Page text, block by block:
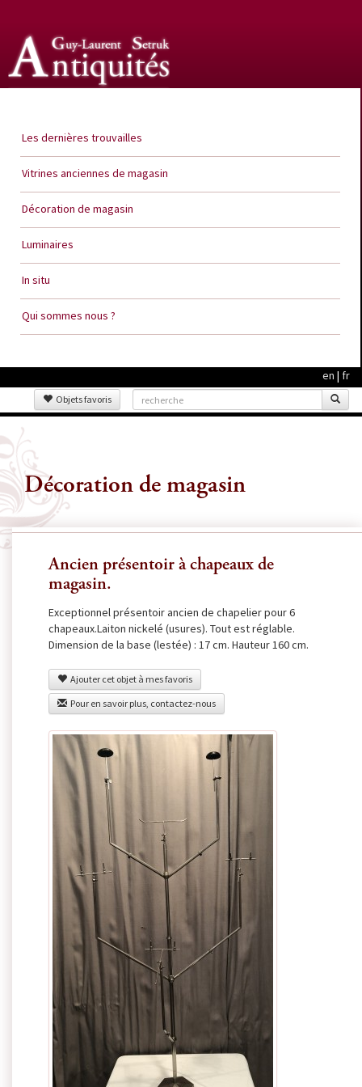
Les dernières trouvailles
Vitrines anciennes de magasin
Décoration de magasin
Luminaires
In situ
Qui sommes nous ?
en | fr
Objets favoris
Décoration de magasin
Ancien présentoir à chapeaux de
magasin.
Exceptionnel présentoir ancien de chapelier pour 6
chapeaux.Laiton nickelé (usures). Tout est réglable.
Dimension de la base (lestée) : 17 cm. Hauteur 160 cm.
Ajouter cet objet à mes favoris
Pour en savoir plus, contactez-nous